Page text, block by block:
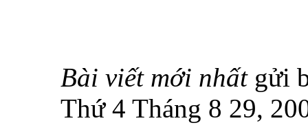
Bài viết mới nhất gửi
Thứ 4 Tháng 8 29,